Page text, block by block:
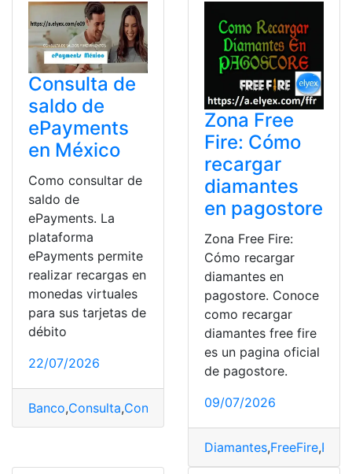
Consulta de
saldo de
ePayments
en México
Como consultar de
saldo de
ePayments. La
plataforma
ePayments permite
realizar recargas en
monedas virtuales
para sus tarjetas de
débito
22/07/2026
Banco,Consulta,Consulta online,Consultas
Zona Free
Fire: Cómo
recargar
diamantes
en pagostore
Zona Free Fire:
Cómo recargar
diamantes en
pagostore. Conoce
como recargar
diamantes free fire
es un pagina oficial
de pagostore.
09/07/2026
Diamantes,FreeFire,